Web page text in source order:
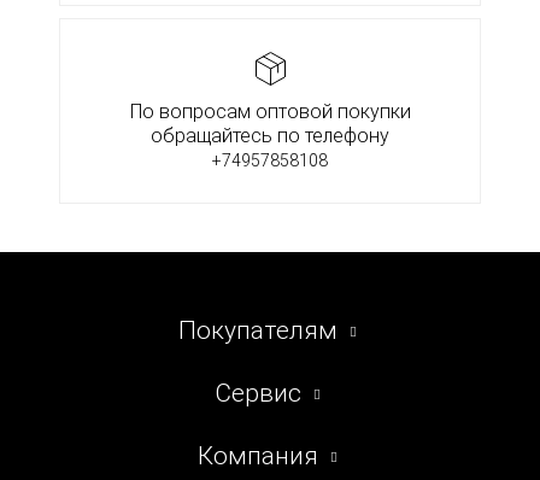
По вопросам оптовой покупки
обращайтесь по телефону
+74957858108
Покупателям
Сервис
Компания